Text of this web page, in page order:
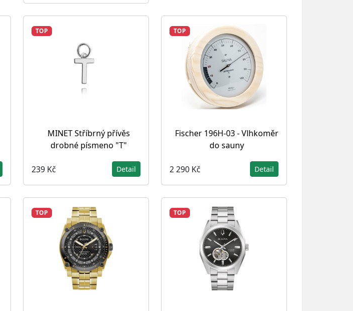
TOP
MINET Stříbrný přívěs
drobné písmeno "T"
239 Kč Detail
TOP
Fischer 196H-03 - Vlhkoměr
do sauny
2 290 Kč Detail
TOP TOP